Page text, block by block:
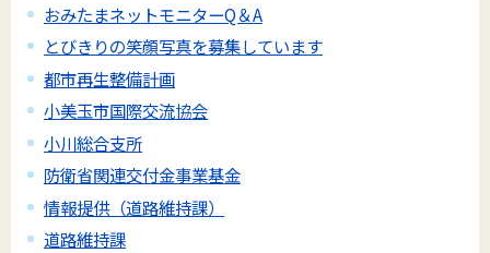
おみたまネットモニターQ＆A
とびきりの笑顔写真を募集しています
都市再生整備計画
小美玉市国際交流協会
小川総合支所
防衛省関連交付金事業基金
情報提供（道路維持課）
道路維持課